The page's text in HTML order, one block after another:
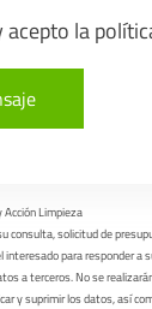
acepto la
Acción Limpieza
consulta, solicitud de
interesado para responder a
a terceros. No se
y suprimir los datos, así